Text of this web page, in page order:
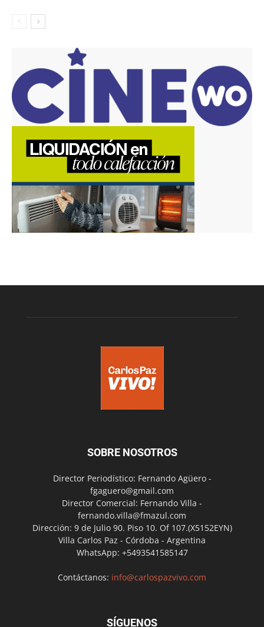
SOBRE NOSOTROS
Director Periodístico: Fernando Agüero -
fgaguero@gmail.com
Director Comercial: Fernando Villa -
fernando.villa@fmazul.com
Dirección: 9 de Julio 90. Piso 10. Of 107.(X5152EYN)
Villa Carlos Paz - Córdoba - Argentina
WhatsApp: +5493541585147
Contáctanos: info@carlospazvivo.com
SÍGUENOS